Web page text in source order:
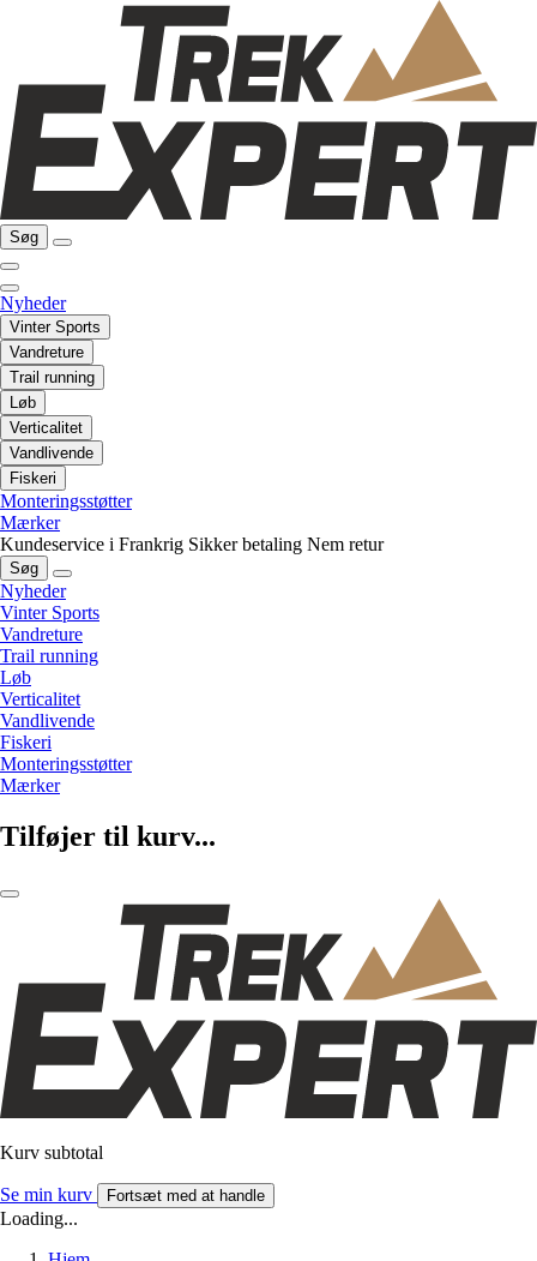
Søg
Nyheder
Vinter Sports
Vandreture
Trail running
Løb
Verticalitet
Vandlivende
Fiskeri
Monteringsstøtter
Mærker
Kundeservice i Frankrig Sikker betaling Nem retur
Søg
Nyheder
Vinter Sports
Vandreture
Trail running
Løb
Verticalitet
Vandlivende
Fiskeri
Monteringsstøtter
Mærker
Tilføjer til kurv...
Kurv subtotal
Se min kurv Fortsæt med at handle
Loading...